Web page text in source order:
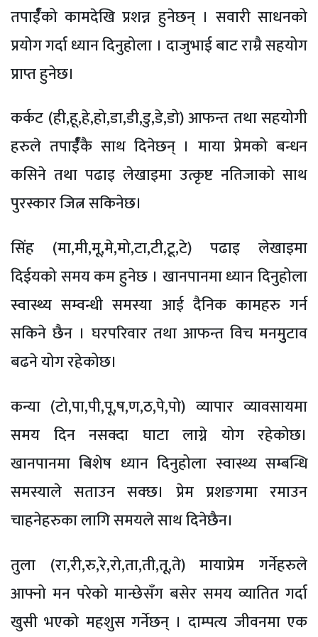
तपार्ईँको कामदेखि प्रशन्न हुनेछन् । सवारी साधनको
प्रयोग गर्दा ध्यान दिनुहोला । दाजुभाई बाट राम्रै सहयोग
प्राप्त हुनेछ।
कर्कट (ही,हू,हे,हो,डा,डी,डु,डे,डो) आफन्त तथा सहयोगी
हरुले तपार्ईँकै साथ दिनेछन् । माया प्रेमको बन्धन
कसिने तथा पढाइ लेखाइमा उत्कृष्ट नतिजाको साथ
पुरस्कार जित्न सकिनेछ।
सिंह (मा,मी,मू,मे,मो,टा,टी,टू,टे) पढाइ लेखाइमा
दिईयको समय कम हुनेछ । खानपानमा ध्यान दिनुहोला
स्वास्थ्य सम्वन्धी समस्या आई दैनिक कामहरु गर्न
सकिने छैन । घरपरिवार तथा आफन्त विच मनमुुटाव
बढने योग रहेकोछ।
कन्या (टो,पा,पी,पू,ष,ण,ठ,पे,पो) व्यापार व्यावसायमा
समय दिन नसक्दा घाटा लाग्ने योग रहेकोछ।
खानपानमा बिशेष ध्यान दिनुहोला स्वास्थ्य सम्बन्धि
समस्याले सताउन सक्छ। प्रेम प्रशङगमा रमाउन
चाहनेहरुका लागि समयले साथ दिनेछैन।
तुला (रा,री,रु,रे,रो,ता,ती,तू,ते) मायाप्रेम गर्नेहरुले
आफ्नो मन परेको मान्छेसँग बसेर समय व्यातित गर्दा
खुसी भएको महशुस गर्नेछन् । दाम्पत्य जीवनमा एक